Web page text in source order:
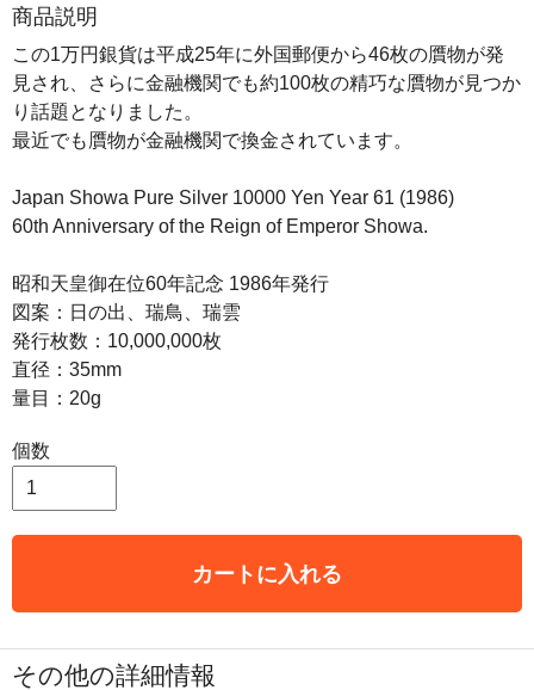
商品説明
この1万円銀貨は平成25年に外国郵便から46枚の贋物が発
見され、さらに金融機関でも約100枚の精巧な贋物が見つか
り話題となりました。
最近でも贋物が金融機関で換金されています。
Japan Showa Pure Silver 10000 Yen Year 61 (1986)
60th Anniversary of the Reign of Emperor Showa.
昭和天皇御在位60年記念 1986年発行
図案：日の出、瑞鳥、瑞雲
発行枚数：10,000,000枚
直径：35mm
量目：20g
個数
カートに入れる
その他の詳細情報